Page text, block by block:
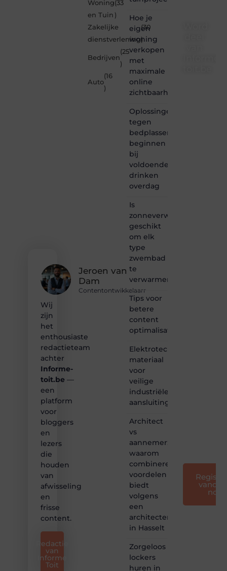
Jeroen van
Dam
Contentontwikkelaarr
Wij
zijn
het
enthousiaste
redactieteam
achter
Informe-
toit.be —
een
platform
voor
bloggers
en
lezers
die
houden
van
afwisseling
en
frisse
content.
Redactie
van
Informe
Toit
Woning
en Tuin
(33
)
Zakelijke
dienstverlening
(30
)
Bedrijven
(25
)
Auto
(16
)
Hoe je
eigen
woning
verkopen
met
maximale
online
zichtbaarheid
Oplossingen
tegen
bedplassen
beginnen
bij
voldoende
drinken
overdag
Is
zonneverwarming
geschikt
om elk
type
zwembad
te
verwarmen?
Tips voor
betere
content
optimalisatie
Elektrotechnisch
materiaal
voor
veilige
industriële
aansluitingen
Architect
vs
aannemer:
waarom
combineren
voordelen
biedt
volgens
een
architectenbureau
in Hasselt
Zorgeloos
lockers
huren in
nog